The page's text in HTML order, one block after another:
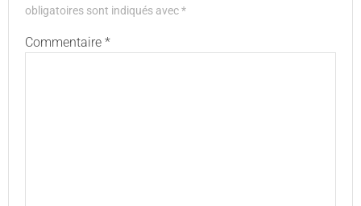
obligatoires sont indiqués avec*
Commentaire *